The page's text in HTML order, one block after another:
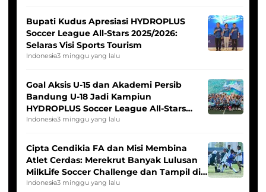
Bupati Kudus Apresiasi HYDROPLUS
Soccer League All-Stars 2025/2026:
Selaras Visi Sports Tourism
Indonesia3 minggu yang lalu
Goal Aksis U-15 dan Akademi Persib
Bandung U-18 Jadi Kampiun
HYDROPLUS Soccer League All-Stars
2025/2026
Indonesia3 minggu yang lalu
Cipta Cendikia FA dan Misi Membina
Atlet Cerdas: Merekrut Banyak Lulusan
MilkLife Soccer Challenge dan Tampil di
HYDROPLUS Soccer League
Indonesia3 minggu yang lalu